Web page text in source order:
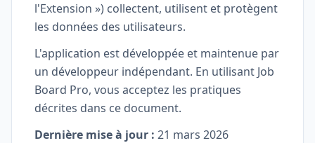
l'Extension ») collectent, utilisent et protègent
les données des utilisateurs.
L'application est développée et maintenue par
un développeur indépendant. En utilisant Job
Board Pro, vous acceptez les pratiques
décrites dans ce document.
Dernière mise à jour : 21 mars 2026